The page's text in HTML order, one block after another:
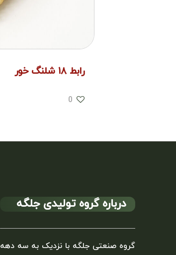
رابط ۱۸ شلنگ خور
0
درباره گروه تولیدی جلگه
گروه صنعتی جلگه با نزدیک به سه دهه